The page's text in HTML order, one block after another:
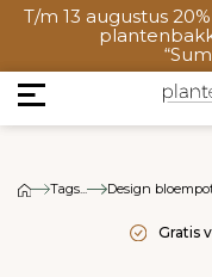
T/m 13 augustus
Tags... Design
Gratis